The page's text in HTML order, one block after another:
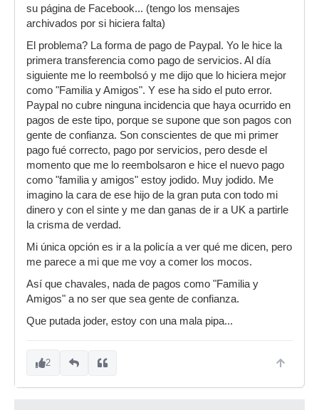
su página de Facebook... (tengo los mensajes
archivados por si hiciera falta)
El problema? La forma de pago de Paypal. Yo le hice la
primera transferencia como pago de servicios. Al día
siguiente me lo reembolsó y me dijo que lo hiciera mejor
como "Familia y Amigos". Y ese ha sido el puto error.
Paypal no cubre ninguna incidencia que haya ocurrido en
pagos de este tipo, porque se supone que son pagos con
gente de confianza. Son conscientes de que mi primer
pago fué correcto, pago por servicios, pero desde el
momento que me lo reembolsaron e hice el nuevo pago
como "familia y amigos" estoy jodido. Muy jodido. Me
imagino la cara de ese hijo de la gran puta con todo mi
dinero y con el sinte y me dan ganas de ir a UK a partirle
la crisma de verdad.
Mi única opción es ir a la policía a ver qué me dicen, pero
me parece a mi que me voy a comer los mocos.
Así que chavales, nada de pagos como "Familia y
Amigos" a no ser que sea gente de confianza.
Que putada joder, estoy con una mala pipa...
2